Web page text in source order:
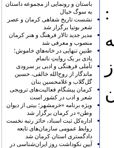
باستان و رونمایی از مجموعه داستان
به سوگ خیال
نشست تاریخ شفاهی کرمان و عصر
شعر بوتیا برگزار شد
مدیر جدید تالار فرهنگ و هنر کرمان
منصوب و معرفی شد
طنینِ تنهایی در خانه‌هایِ خاموش؛
یادی بر یک روایتِ ناتمام
تأملی فرهنگی و ادبی بر سرودی
ماندگار از روح‌الله خالقی، حسین
گل‌گلاب و غلامحسین بنان
کرمان پیشگام فعالیت‌های ترویجی
شعر و ادب در کشور است
ویژه برنامه «خرمشهر؛ بیتی از دیوان
وطن» در کرمان برگزار شد
اداره‌کل ثبت اسناد، حائز رتبه نخست
روابط عمومی سازمان‌های تابعه
دادگستری استان کرمان شد
آیین نکوداشت روز ایران‌شناسی در